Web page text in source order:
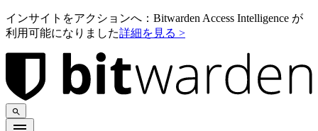
インサイトをアクションへ：Bitwarden Access Intelligence が
利用可能になりました詳細を見る >